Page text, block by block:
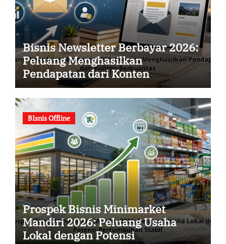
Bisnis Newsletter Berbayar 2026:
Peluang Menghasilkan
Pendapatan dari Konten
Berkualitas
BIsnis Offline
Prospek Bisnis Minimarket
Mandiri 2026: Peluang Usaha
Lokal dengan Potensi